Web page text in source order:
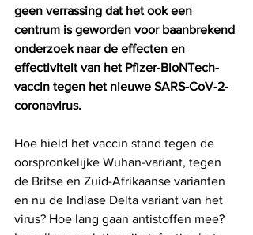
geen verrassing dat het ook een
centrum is geworden voor baanbrekend
onderzoek naar de effecten en
effectiviteit van het Pfizer-BioNTech-
vaccin tegen het nieuwe SARS-CoV-2-
coronavirus.
Hoe hield het vaccin stand tegen de
oorspronkelijke Wuhan-variant, tegen
de Britse en Zuid-Afrikaanse varianten
en nu de Indiase Delta variant van het
virus? Hoe lang gaan antistoffen mee?